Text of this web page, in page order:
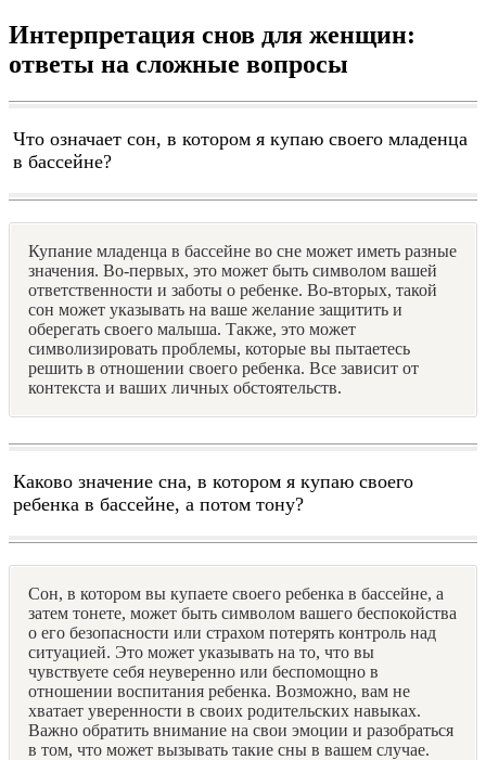
Интерпретация снов для женщин:
ответы на сложные вопросы
Что означает сон, в котором я купаю своего младенца
в бассейне?
Купание младенца в бассейне во сне может иметь разные
значения. Во-первых, это может быть символом вашей
ответственности и заботы о ребенке. Во-вторых, такой
сон может указывать на ваше желание защитить и
оберегать своего малыша. Также, это может
символизировать проблемы, которые вы пытаетесь
решить в отношении своего ребенка. Все зависит от
контекста и ваших личных обстоятельств.
Каково значение сна, в котором я купаю своего
ребенка в бассейне, а потом тону?
Сон, в котором вы купаете своего ребенка в бассейне, а
затем тонете, может быть символом вашего беспокойства
о его безопасности или страхом потерять контроль над
ситуацией. Это может указывать на то, что вы
чувствуете себя неуверенно или беспомощно в
отношении воспитания ребенка. Возможно, вам не
хватает уверенности в своих родительских навыках.
Важно обратить внимание на свои эмоции и разобраться
в том, что может вызывать такие сны в вашем случае.